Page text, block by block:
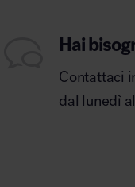
Hai
Contattaci
dal lunedì